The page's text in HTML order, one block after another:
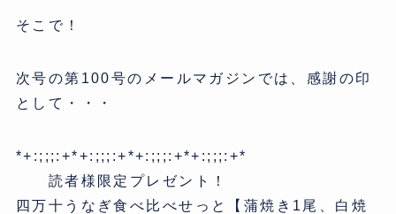
そこで！
次号の第100号のメールマガジンでは、感謝の印
として・・・
*+:;;;:+*+:;;;:+*+:;;;:+*+:;;;:+*
読者様限定プレゼント！
四万十うなぎ食べ比べせっと【蒲焼き1尾、白焼